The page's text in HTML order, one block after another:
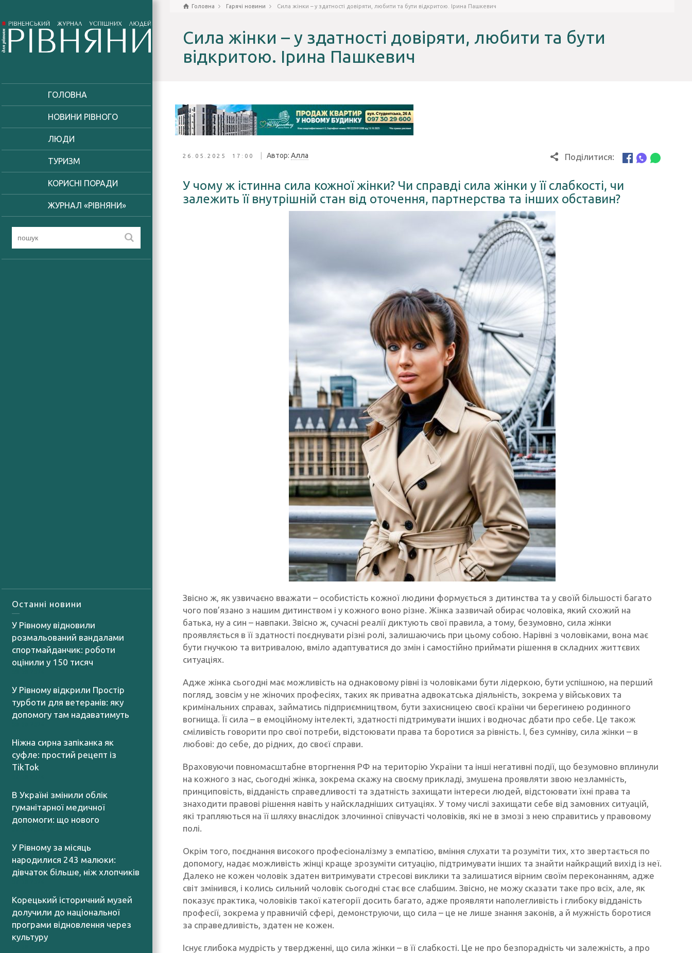
ГОЛОВНА
НОВИНИ РІВНОГО
ЛЮДИ
ТУРИЗМ
КОРИСНІ ПОРАДИ
ЖУРНАЛ «РІВНЯНИ»
Останні новини
У Рівному відновили
розмальований вандалами
спортмайданчик: роботи
оцінили у 150 тисяч
У Рівному відкрили Простір
турботи для ветеранів: яку
допомогу там надаватимуть
Ніжна сирна запіканка як
суфле: простий рецепт із
TikTok
В Україні змінили облік
гуманітарної медичної
допомоги: що нового
У Рівному за місяць
народилися 243 малюки:
дівчаток більше, ніж хлопчиків
Корецький історичний музей
долучили до національної
програми відновлення через
культуру
Головна Гарячі новини Сила жінки – у здатності довіряти, любити та бути відкритою. Ірина Пашкевич
Сила жінки – у здатності довіряти, любити та бути
відкритою. Ірина Пашкевич
26.05.2025 17:00 Автор: Алла Поділитися:
У чому ж істинна сила кожної жінки? Чи справді сила жінки у її слабкості, чи
залежить її внутрішній стан від оточення, партнерства та інших обставин?
Звісно ж, як узвичаєно вважати – особистість кожної людини формується з дитинства та у своїй більшості багато
чого пов’язано з нашим дитинством і у кожного воно різне. Жінка зазвичай обирає чоловіка, який схожий на
батька, ну а син – навпаки. Звісно ж, сучасні реалії диктують свої правила, а тому, безумовно, сила жінки
проявляється в її здатності поєднувати різні ролі, залишаючись при цьому собою. Нарівні з чоловіками, вона має
бути гнучкою та витривалою, вміло адаптуватися до змін і самостійно приймати рішення в складних життєвих
ситуаціях.
Адже жінка сьогодні має можливість на однаковому рівні із чоловіками бути лідеркою, бути успішною, на перший
погляд, зовсім у не жіночих професіях, таких як приватна адвокатська діяльність, зокрема у військових та
кримінальних справах, займатись підприємництвом, бути захисницею своєї країни чи берегинею родинного
вогнища. Її сила – в емоційному інтелекті, здатності підтримувати інших і водночас дбати про себе. Це також
сміливість говорити про свої потреби, відстоювати права та боротися за рівність. І, без сумніву, сила жінки – в
любові: до себе, до рідних, до своєї справи.
Враховуючи повномасштабне вторгнення РФ на територію України та інші негативні події, що безумовно вплинули
на кожного з нас, сьогодні жінка, зокрема скажу на своєму прикладі, змушена проявляти звою незламність,
принциповість, відданість справедливості та здатність захищати інтереси людей, відстоювати їхні права та
знаходити правові рішення навіть у найскладніших ситуаціях. У тому числі захищати себе від замовних ситуацій,
які трапляються на її шляху внаслідок злочинної співучасті чоловіків, які не в змозі з нею справитись у правовому
полі.
Окрім того, поєднання високого професіоналізму з емпатією, вміння слухати та розуміти тих, хто звертається по
допомогу, надає можливість жінці краще зрозуміти ситуацію, підтримувати інших та знайти найкращий вихід із неї.
Далеко не кожен чоловік здатен витримувати стресові виклики та залишатися вірним своїм переконанням, адже
світ змінився, і колись сильний чоловік сьогодні стає все слабшим. Звісно, не можу сказати таке про всіх, але, як
показує практика, чоловіків такої категорії досить багато, адже проявляти наполегливість і глибоку відданість
професії, зокрема у правничій сфері, демонструючи, що сила – це не лише знання законів, а й мужність боротися
за справедливість, здатен не кожен.
Існує глибока мудрість у твердженні, що сила жінки – в її слабкості. Це не про безпорадність чи залежність, а про